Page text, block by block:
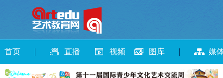
首页 直播 视频 图库 媒